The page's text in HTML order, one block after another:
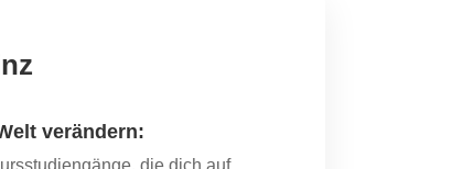
verändern: